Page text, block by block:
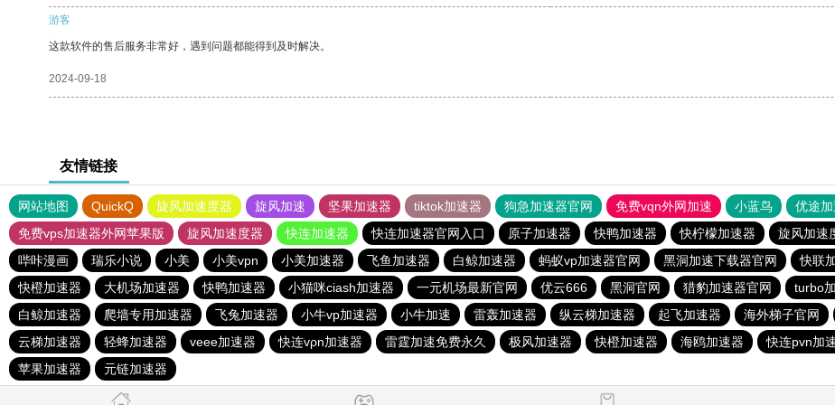
游客
这款软件的售后服务非常好，遇到问题都能得到及时解决。
2024-09-18
友情链接
网站地图 QuickQ 旋风加速度器 旋风加速 坚果加速器 tiktok加速器 狗急加速器官网 免费vqn外网加速 小蓝鸟 优途
免费vps加速器外网苹果版
旋风加速度器 快连加速器 快连加速器官网入口 原子加速器 快鸭加速器 快柠檬加速器 旋风加速
哔咔漫画
瑞乐小说 小美 小美vpn 小美加速器 飞鱼加速器 白鲸加速器 蚂蚁vp加速器官网 黑洞加速下载器官网 快联
快橙加速器
大机场加速器 快鸭加速器 小猫咪ciash加速器 一元机场最新官网 优云666 黑洞官网 猎豹加速器官网 turbo
白鲸加速器
爬墙专用加速器 飞兔加速器 小牛vp加速器 小牛加速 雷轰加速器 纵云梯加速器 起飞加速器 海外梯子官网
云梯加速器
轻蜂加速器 veee加速器 快连vρn加速器 雷霆加速免费永久 极风加速器 快橙加速器 海鸥加速器 快连pvn加
苹果加速器
元链加速器